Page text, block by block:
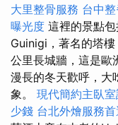
大里整骨服務 台中
曝光度 這裡的景點
Guinigi，著名的塔
公里長城牆，這是歐
漫長的冬天歡呼，大
象。 現代簡約主臥
少錢 台北外燴服務首